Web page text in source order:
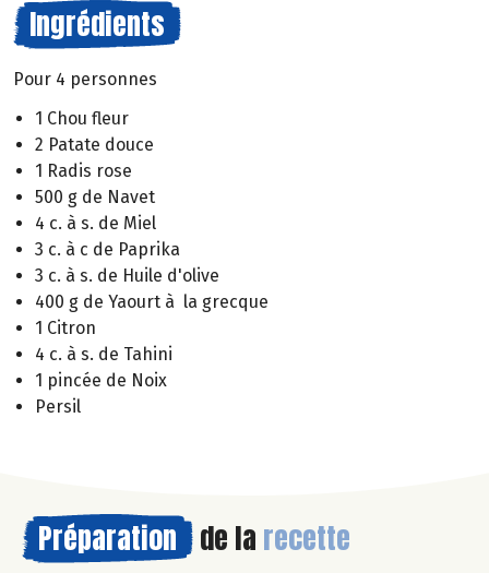
Ingrédients
Pour 4 personnes
1 Chou fleur
2 Patate douce
1 Radis rose
500 g de Navet
4 c. à s. de Miel
3 c. à c de Paprika
3 c. à s. de Huile d'olive
400 g de Yaourt à la grecque
1 Citron
4 c. à s. de Tahini
1 pincée de Noix
Persil
Préparation de la recette